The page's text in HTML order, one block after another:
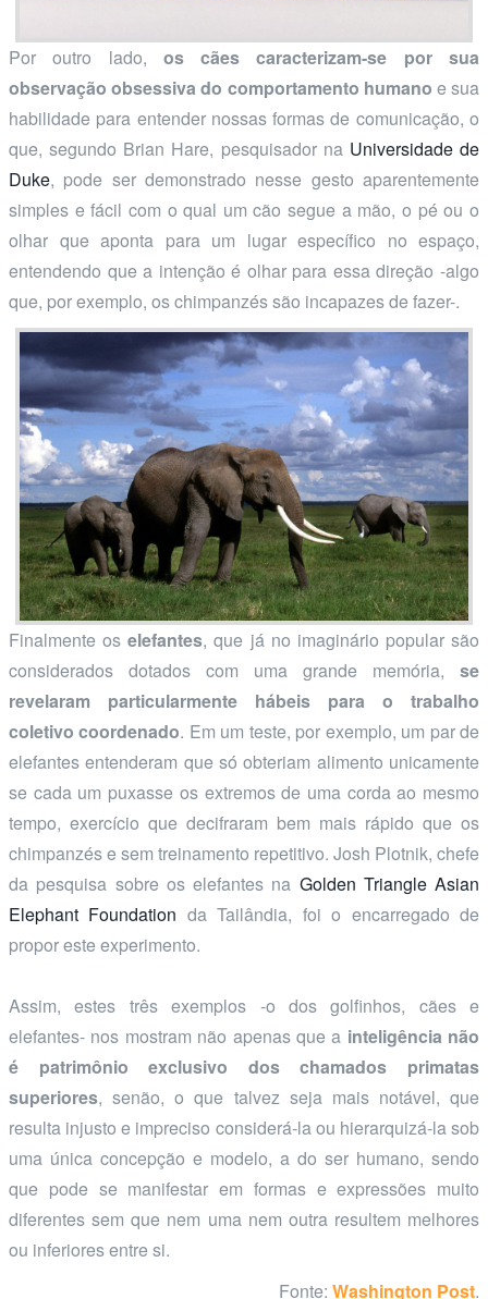
Por outro lado, os cães caracterizam-se por sua
observação obsessiva do comportamento humano e sua
habilidade para entender nossas formas de comunicação, o
que, segundo Brian Hare, pesquisador na Universidade de
Duke, pode ser demonstrado nesse gesto aparentemente
simples e fácil com o qual um cão segue a mão, o pé ou o
olhar que aponta para um lugar específico no espaço,
entendendo que a intenção é olhar para essa direção -algo
que, por exemplo, os chimpanzés são incapazes de fazer-.
Finalmente oselefantes, que já no imaginário popular são
considerados dotados com uma grande memória, se
revelaram particularmente hábeis para o trabalho
coletivo coordenado. Em um teste, por exemplo, um par de
elefantes entenderam que só obteriam alimento unicamente
se cada um puxasse os extremos de uma corda ao mesmo
tempo, exercício que decifraram bem mais rápido que os
chimpanzés e sem treinamento repetitivo. Josh Plotnik, chefe
da pesquisa sobre os elefantes na Golden Triangle Asian
Elephant Foundation da Tailândia, foi o encarregado de
propor este experimento.
Assim, estes três exemplos -o dos golfinhos, cães e
elefantes- nos mostram não apenas que a inteligência não
é patrimônio exclusivo dos chamados primatas
superiores, senão, o que talvez seja mais notável, que
resulta injusto e impreciso considerá-la ou hierarquizá-la sob
uma única concepção e modelo, a do ser humano, sendo
que pode se manifestar em formas e expressões muito
diferentes sem que nem uma nem outra resultem melhores
ou inferiores entre si.
Fonte: Washington Post.